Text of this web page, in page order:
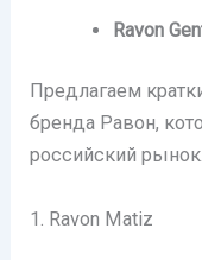
Ravon
Предлагаем
бренда Равон,
российский рынок.
1. Ravon Matiz